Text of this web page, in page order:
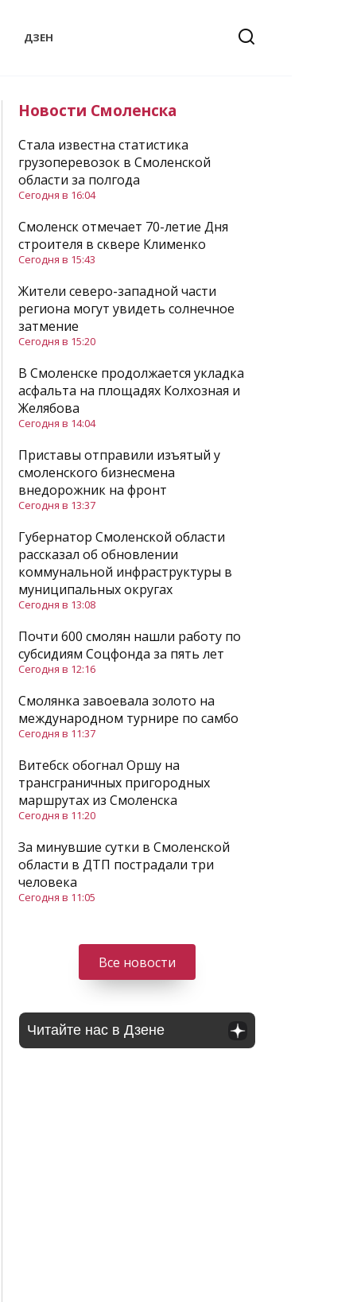
ДЗЕН
Новости Смоленска
Стала известна статистика
грузоперевозок в Смоленской
области за полгода
Сегодня в 16:04
Смоленск отмечает 70-летие Дня
строителя в сквере Клименко
Сегодня в 15:43
Жители северо-западной части
региона могут увидеть солнечное
затмение
Сегодня в 15:20
В Смоленске продолжается укладка
асфальта на площадях Колхозная и
Желябова
Сегодня в 14:04
Приставы отправили изъятый у
смоленского бизнесмена
внедорожник на фронт
Сегодня в 13:37
Губернатор Смоленской области
рассказал об обновлении
коммунальной инфраструктуры в
муниципальных округах
Сегодня в 13:08
Почти 600 смолян нашли работу по
субсидиям Соцфонда за пять лет
Сегодня в 12:16
Смолянка завоевала золото на
международном турнире по самбо
Сегодня в 11:37
Витебск обогнал Оршу на
трансграничных пригородных
маршрутах из Смоленска
Сегодня в 11:20
За минувшие сутки в Смоленской
области в ДТП пострадали три
человека
Сегодня в 11:05
Все новости
Читайте нас в Дзене